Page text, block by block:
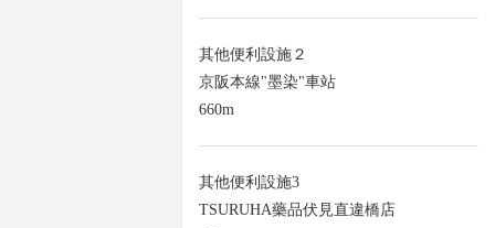
其他便利設施２
京阪本線"墨染"車站
660m
其他便利設施3
TSURUHA藥品伏見直違橋店